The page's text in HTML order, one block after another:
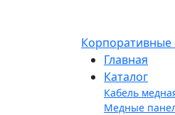
Корпоративные
Главная
Каталог
Кабель
Медные